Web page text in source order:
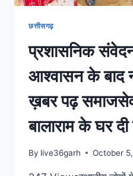
छत्तीसगढ़
प्रशासनिक
आश्वासन के बाद
ख़बर पढ़
बालाराम के घर
By live36garh October